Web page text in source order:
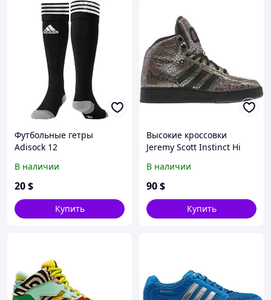
Футбольные гетры
Adisock 12
В наличии
20$
Купить
Высокие кроссовки
Jeremy Scott Instinct Hi
В наличии
90$
Купить